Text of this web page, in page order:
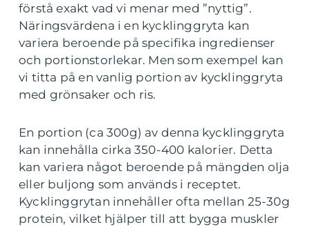
förstå exakt vad vi menar med ”nyttig”.
Näringsvärdena i en kycklinggryta kan
variera beroende på specifika ingredienser
och portionstorlekar. Men som exempel kan
vi titta på en vanlig portion av kycklinggryta
med grönsaker och ris.
En portion (ca 300g) av denna kycklinggryta
kan innehålla cirka 350-400 kalorier. Detta
kan variera något beroende på mängden olja
eller buljong som används i receptet.
Kycklinggrytan innehåller ofta mellan 25-30g
protein, vilket hjälper till att bygga muskler